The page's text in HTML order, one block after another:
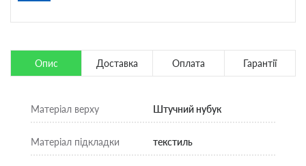
Опис Доставка Оплата Гарантії
Матеріал верху Штучний нубук
Матеріал підкладки текстиль